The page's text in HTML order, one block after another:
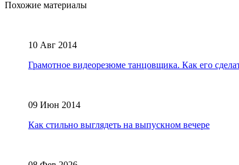
Похожие материалы
10 Авг 2014
Грамотное видеорезюме танцовщика. Как его
09 Июн 2014
Как стильно выглядеть на выпускном вечере